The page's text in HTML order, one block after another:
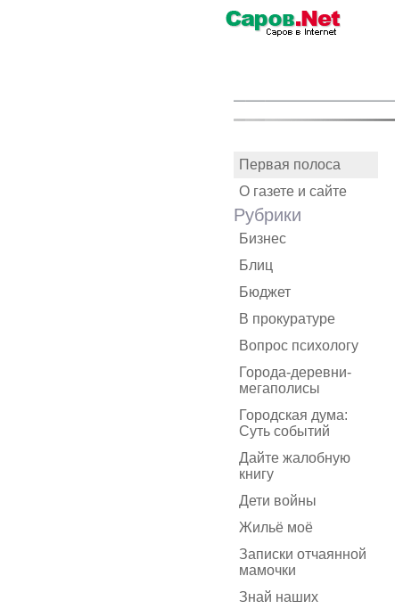
Первая полоса
О газете и сайте
Рубрики
Бизнес
Блиц
Бюджет
В прокуратуре
Вопрос психологу
Города-деревни-
мегаполисы
Городская дума:
Суть событий
Дайте жалобную
книгу
Дети войны
Жильё моё
Записки отчаянной
мамочки
Знай наших